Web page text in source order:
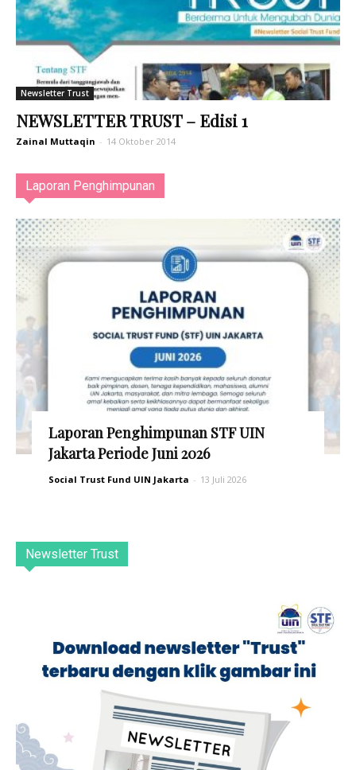
Newsletter Trust
NEWSLETTER TRUST – Edisi 1
Zainal Muttaqin - 14 Oktober 2014
Laporan Penghimpunan
Laporan Penghimpunan STF UIN
Jakarta Periode Juni 2026
Social Trust Fund UIN Jakarta - 13 Juli 2026
Newsletter Trust